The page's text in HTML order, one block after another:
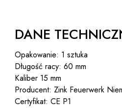
DANE
Opakowanie: 1 sztuka
Długość racy: 60 mm
Kaliber 15 mm
Producent: Zink Feuerwerk
Certyfikat: CE P1